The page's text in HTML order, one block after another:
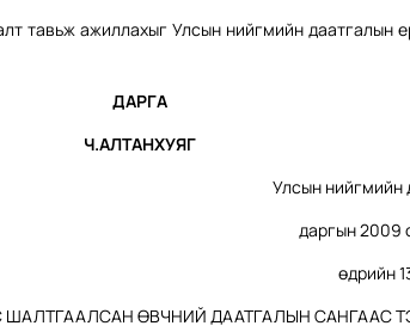
тавьж ажиллахыг Улсын нийгмийн даатгалын
ДАРГА
Ч.АЛТАНХУЯГ
Улсын нийгмийн
даргын 2009
өдрийн
ӨВЧНИЙ ДААТГАЛЫН САНГААС